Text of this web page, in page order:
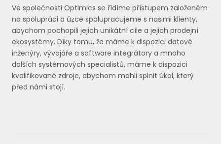
Ve společnosti Optimics se řídíme přístupem založeném
na spolupráci a úzce spolupracujeme s našimi klienty,
abychom pochopili jejich unikátní cíle a jejich prodejní
ekosystémy. Díky tomu, že máme k dispozici datové
inženýry, vývojáře a software integrátory a mnoho
dalších systémových specialistů, máme k dispozici
kvalifikované zdroje, abychom mohli splnit úkol, který
před námi stojí.